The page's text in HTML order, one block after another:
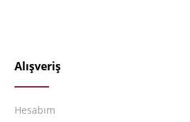
Alışveriş
Hesabım